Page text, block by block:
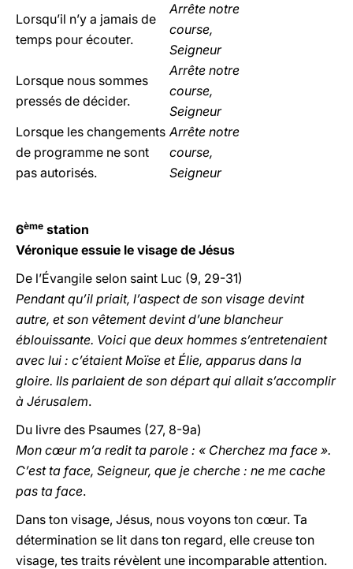
Lorsqu’il n’y a jamais de
temps pour écouter.
Arrête notre
course,
Seigneur
Lorsque nous sommes
pressés de décider.
Arrête notre
course,
Seigneur
Lorsque les changements
de programme ne sont
pas autorisés.
Arrête notre
course,
Seigneur
6ème station
Véronique essuie le visage de Jésus
De l’Évangile selon saint Luc (9, 29-31)
Pendant qu’il priait, l’aspect de son visage devint
autre, et son vêtement devint d’une blancheur
éblouissante. Voici que deux hommes s’entretenaient
avec lui : c’étaient Moïse et Élie, apparus dans la
gloire. Ils parlaient de son départ qui allait s’accomplir
à Jérusalem.
Du livre des Psaumes (27, 8-9a)
Mon cœur m’a redit ta parole : « Cherchez ma face ».
C’est ta face, Seigneur, que je cherche : ne me cache
pas ta face.
Dans ton visage, Jésus, nous voyons ton cœur. Ta
détermination se lit dans ton regard, elle creuse ton
visage, tes traits révèlent une incomparable attention.